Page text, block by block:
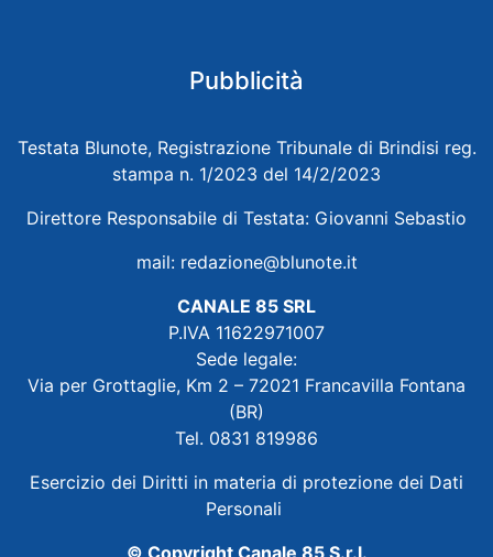
Pubblicità
Testata Blunote, Registrazione Tribunale di Brindisi reg.
stampa n. 1/2023 del 14/2/2023
Direttore Responsabile di Testata: Giovanni Sebastio
mail: redazione@blunote.it
CANALE 85 SRL
P.IVA 11622971007
Sede legale:
Via per Grottaglie, Km 2 – 72021 Francavilla Fontana
(BR)
Tel. 0831 819986
Esercizio dei Diritti in materia di protezione dei Dati
Personali
© Copyright Canale 85 S.r.l.